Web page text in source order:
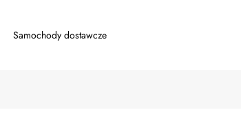
Samochody dostawcze